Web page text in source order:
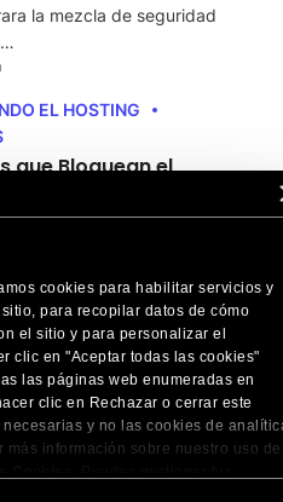
cookies para habilitar servicios y
para recopilar datos de cómo
el sitio y para personalizar el
clic en "Aceptar todas las cookies"
las páginas web enumeradas en
clic en Rechazar o cerrar este
y no las cookies de
información sobre nuestro uso de
la mezcla de seguridad
EL HOSTING
que Bloquean el